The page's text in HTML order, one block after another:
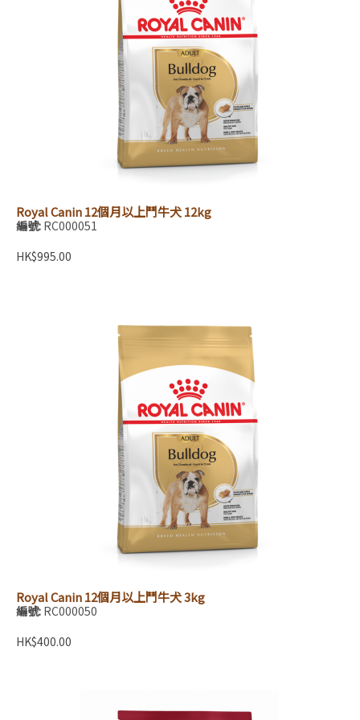
Royal Canin 12個月以上鬥牛犬 12kg
編號: RC000051
HK$995.00
Royal Canin 12個月以上鬥牛犬 3kg
編號: RC000050
HK$400.00